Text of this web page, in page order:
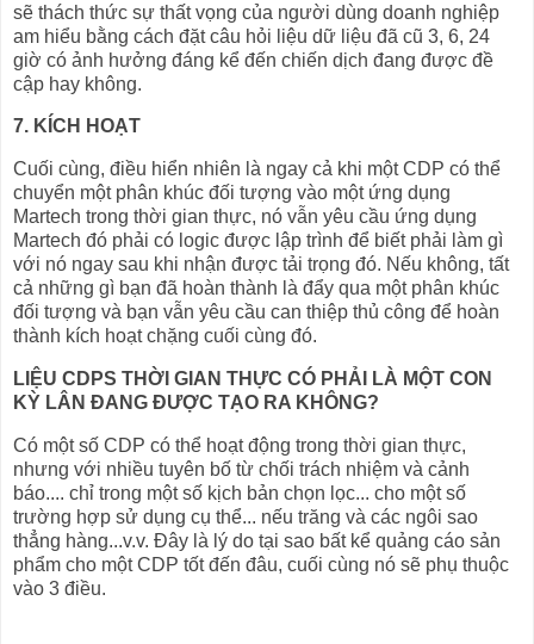
sẽ thách thức sự thất vọng của người dùng doanh nghiệp
am hiểu bằng cách đặt câu hỏi liệu dữ liệu đã cũ 3, 6, 24
giờ có ảnh hưởng đáng kể đến chiến dịch đang được đề
cập hay không.
7. KÍCH HOẠT
Cuối cùng, điều hiển nhiên là ngay cả khi một CDP có thể
chuyển một phân khúc đối tượng vào một ứng dụng
Martech trong thời gian thực, nó vẫn yêu cầu ứng dụng
Martech đó phải có logic được lập trình để biết phải làm gì
với nó ngay sau khi nhận được tải trọng đó. Nếu không, tất
cả những gì bạn đã hoàn thành là đẩy qua một phân khúc
đối tượng và bạn vẫn yêu cầu can thiệp thủ công để hoàn
thành kích hoạt chặng cuối cùng đó.
LIỆU CDPS THỜI GIAN THỰC CÓ PHẢI LÀ MỘT CON
KỲ LÂN ĐANG ĐƯỢC TẠO RA KHÔNG?
Có một số CDP có thể hoạt động trong thời gian thực,
nhưng với nhiều tuyên bố từ chối trách nhiệm và cảnh
báo.... chỉ trong một số kịch bản chọn lọc... cho một số
trường hợp sử dụng cụ thể... nếu trăng và các ngôi sao
thẳng hàng...v.v. Đây là lý do tại sao bất kể quảng cáo sản
phẩm cho một CDP tốt đến đâu, cuối cùng nó sẽ phụ thuộc
vào 3 điều.